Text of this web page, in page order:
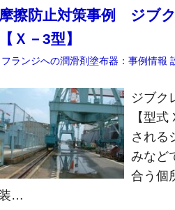
摩擦防止対策事例 ジブ
【Ｘ－3型】
フランジへの潤滑剤塗布器：事例情報
ジブク
【型
される
みなど
合う個
…